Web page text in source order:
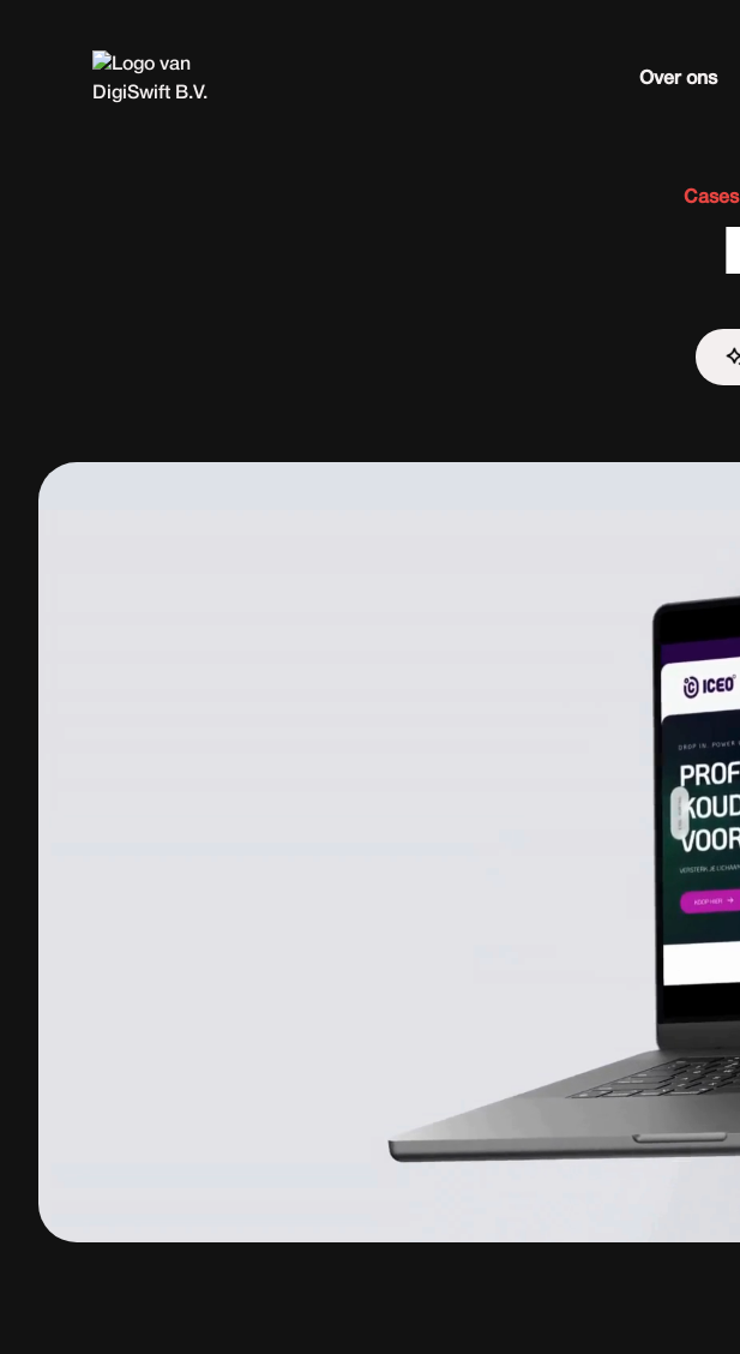
Over ons
Cases